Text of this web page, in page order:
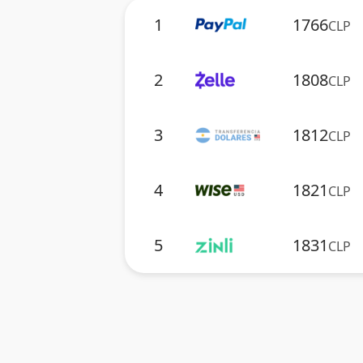
1 1766CLP
2 1808CLP
3 1812CLP
4 1821 CLP
5 1831 CLP